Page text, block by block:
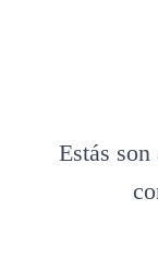
Estás